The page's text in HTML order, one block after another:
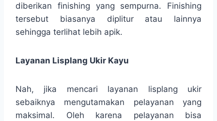
diberikan finishing yang sempurna. Finishing
tersebut biasanya diplitur atau lainnya
sehingga terlihat lebih apik.
Layanan Lisplang Ukir Kayu
Nah, jika mencari layanan lisplang ukir
sebaiknya mengutamakan pelayanan yang
maksimal. Oleh karena pelayanan bisa